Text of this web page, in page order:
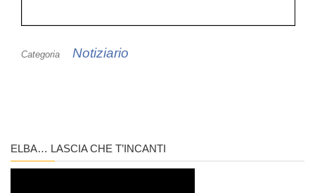
Categoria Notiziario
ELBA… LASCIA CHE T’INCANTI